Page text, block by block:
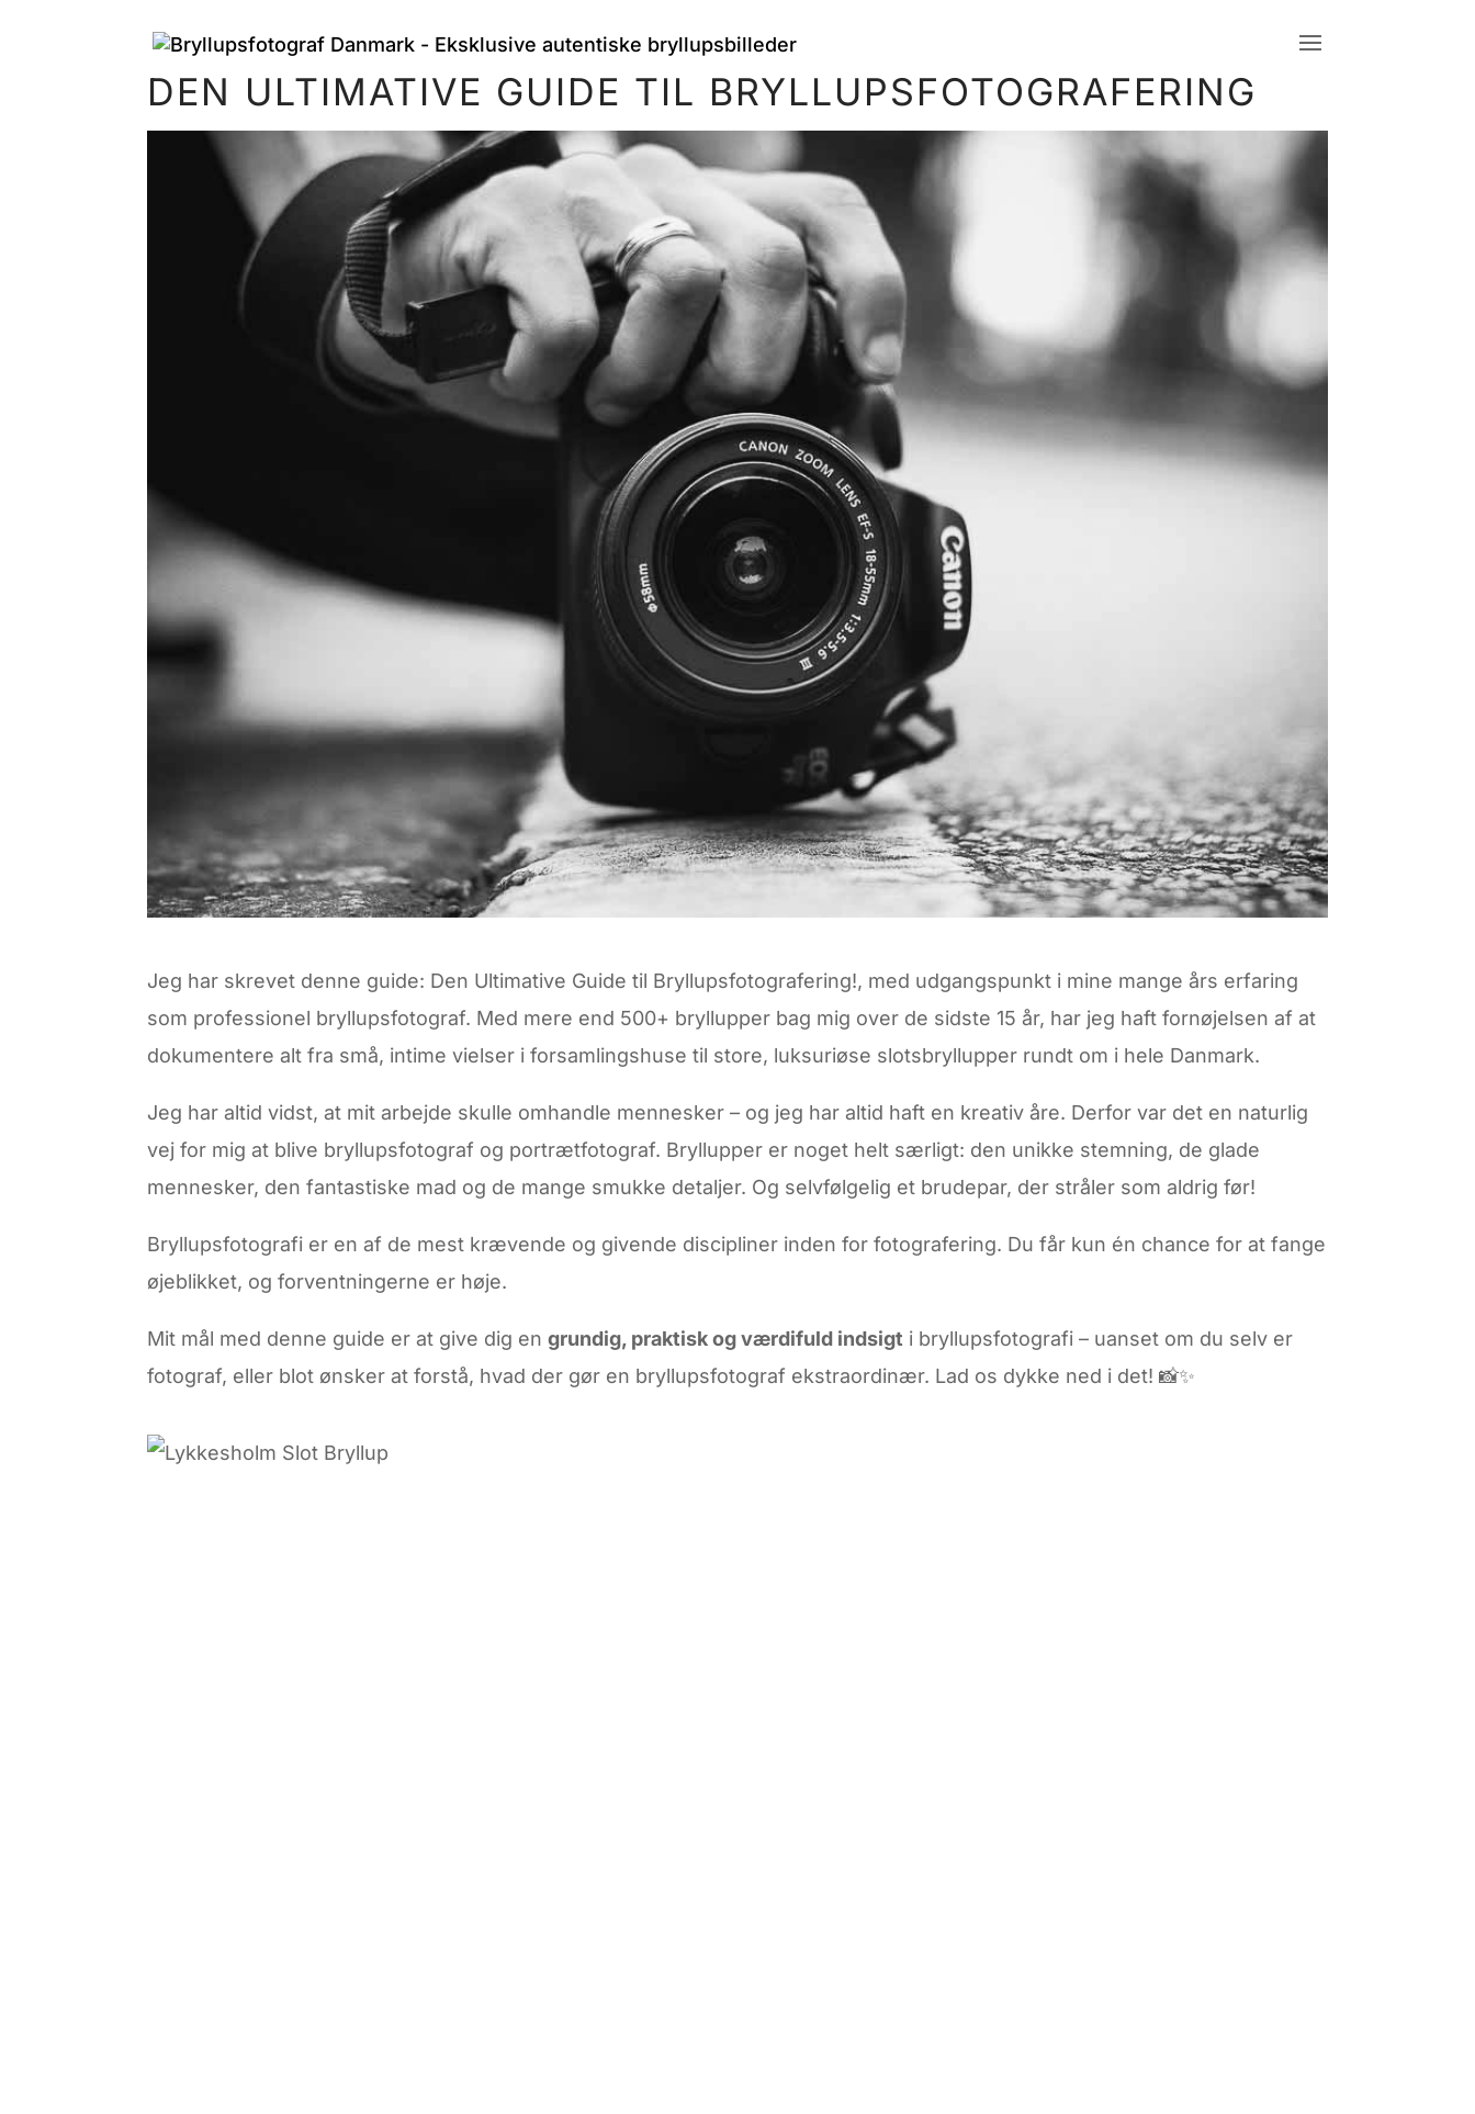
DEN ULTIMATIVE GUIDE TIL BRYLLUPSFOTOGRAFERING
Jeg har skrevet denne guide: Den Ultimative Guide til Bryllupsfotografering!, med udgangspunkt i mine mange års erfaring
som professionel bryllupsfotograf. Med mere end 500+ bryllupper bag mig over de sidste 15 år, har jeg haft fornøjelsen af at
dokumentere alt fra små, intime vielser i forsamlingshuse til store, luksuriøse slotsbryllupper rundt om i hele Danmark.
Jeg har altid vidst, at mit arbejde skulle omhandle mennesker – og jeg har altid haft en kreativ åre. Derfor var det en naturlig
vej for mig at blive bryllupsfotograf og portrætfotograf. Bryllupper er noget helt særligt: den unikke stemning, de glade
mennesker, den fantastiske mad og de mange smukke detaljer. Og selvfølgelig et brudepar, der stråler som aldrig før!
Bryllupsfotografi er en af de mest krævende og givende discipliner inden for fotografering. Du får kun én chance for at fange
øjeblikket, og forventningerne er høje.
Mit mål med denne guide er at give dig engrundig, praktisk og værdifuld indsigt i bryllupsfotografi – uanset om du selv er
fotograf, eller blot ønsker at forstå, hvad der gør en bryllupsfotograf ekstraordinær. Lad os dykke ned i det! 📸✨